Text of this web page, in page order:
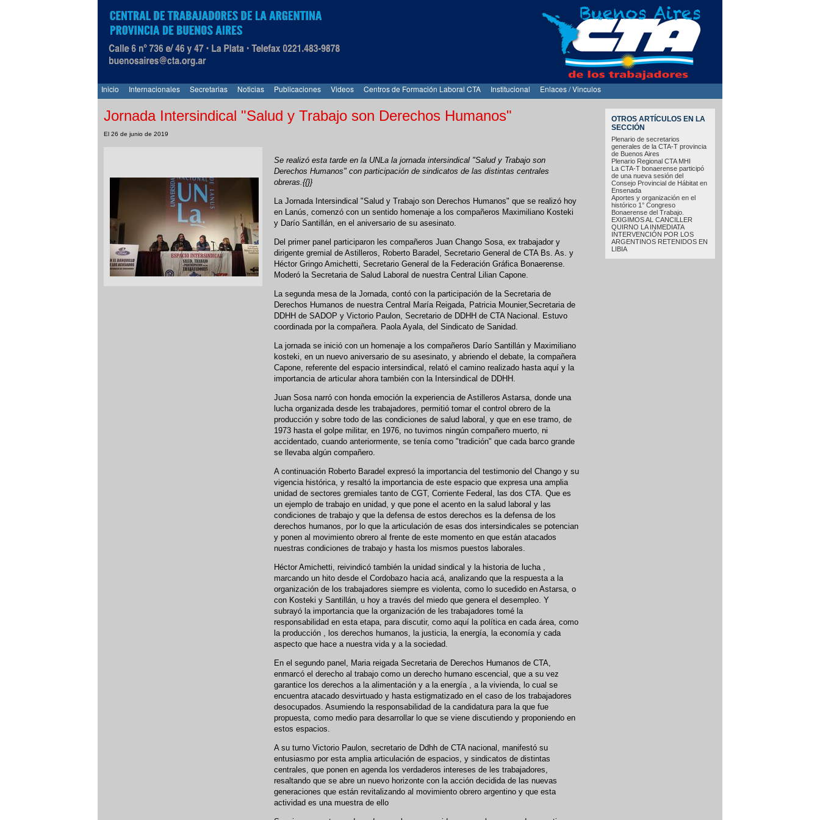
Inicio Internacionales Secretarias Noticias Publicaciones Videos Centros de Formación Laboral CTA Institucional Enlaces / Vinculos
OTROS ARTÍCULOS EN LA
SECCIÓN
Plenario de secretarios
generales de la CTA-T provincia
de Buenos Aires
Plenario Regional CTA MHI
La CTA-T bonaerense participó
de una nueva sesión del
Consejo Provincial de Hábitat en
Ensenada
Aportes y organización en el
histórico 1° Congreso
Bonaerense del Trabajo.
EXIGIMOS AL CANCILLER
QUIRNO LA INMEDIATA
INTERVENCIÓN POR LOS
ARGENTINOS RETENIDOS EN
LIBIA
Jornada Intersindical "Salud y Trabajo son Derechos Humanos"
El 26 de junio de 2019
Se realizó esta tarde en la UNLa la jornada intersindical "Salud y Trabajo son
Derechos Humanos" con participación de sindicatos de las distintas centrales
obreras.{{}}
La Jornada Intersindical "Salud y Trabajo son Derechos Humanos" que se realizó hoy
en Lanús, comenzó con un sentido homenaje a los compañeros Maximiliano Kosteki
y Darío Santillán, en el aniversario de su asesinato.
Del primer panel participaron les compañeros Juan Chango Sosa, ex trabajador y
dirigente gremial de Astilleros, Roberto Baradel, Secretario General de CTA Bs. As. y
Héctor Gringo Amichetti, Secretario General de la Federación Gráfica Bonaerense.
Moderó la Secretaria de Salud Laboral de nuestra Central Lilian Capone.
La segunda mesa de la Jornada, contó con la participación de la Secretaria de
Derechos Humanos de nuestra Central María Reigada, Patricia Mounier,Secretaria de
DDHH de SADOP y Victorio Paulon, Secretario de DDHH de CTA Nacional. Estuvo
coordinada por la compañera. Paola Ayala, del Sindicato de Sanidad.
La jornada se inició con un homenaje a los compañeros Darío Santillán y Maximiliano
kosteki, en un nuevo aniversario de su asesinato, y abriendo el debate, la compañera
Capone, referente del espacio intersindical, relató el camino realizado hasta aquí y la
importancia de articular ahora también con la Intersindical de DDHH.
Juan Sosa narró con honda emoción la experiencia de Astilleros Astarsa, donde una
lucha organizada desde les trabajadores, permitió tomar el control obrero de la
producción y sobre todo de las condiciones de salud laboral, y que en ese tramo, de
1973 hasta el golpe militar, en 1976, no tuvimos ningún compañero muerto, ni
accidentado, cuando anteriormente, se tenía como "tradición" que cada barco grande
se llevaba algún compañero.
A continuación Roberto Baradel expresó la importancia del testimonio del Chango y su
vigencia histórica, y resaltó la importancia de este espacio que expresa una amplia
unidad de sectores gremiales tanto de CGT, Corriente Federal, las dos CTA. Que es
un ejemplo de trabajo en unidad, y que pone el acento en la salud laboral y las
condiciones de trabajo y que la defensa de estos derechos es la defensa de los
derechos humanos, por lo que la articulación de esas dos intersindicales se potencian
y ponen al movimiento obrero al frente de este momento en que están atacados
nuestras condiciones de trabajo y hasta los mismos puestos laborales.
Héctor Amichetti, reivindicó también la unidad sindical y la historia de lucha ,
marcando un hito desde el Cordobazo hacia acá, analizando que la respuesta a la
organización de los trabajadores siempre es violenta, como lo sucedido en Astarsa, o
con Kosteki y Santillán, u hoy a través del miedo que genera el desempleo. Y
subrayó la importancia que la organización de les trabajadores tomé la
responsabilidad en esta etapa, para discutir, como aquí la política en cada área, como
la producción , los derechos humanos, la justicia, la energía, la economía y cada
aspecto que hace a nuestra vida y a la sociedad.
En el segundo panel, Maria reigada Secretaria de Derechos Humanos de CTA,
enmarcó el derecho al trabajo como un derecho humano escencial, que a su vez
garantice los derechos a la alimentación y a la energía , a la vivienda, lo cual se
encuentra atacado desvirtuado y hasta estigmatizado en el caso de los trabajadores
desocupados. Asumiendo la responsabilidad de la candidatura para la que fue
propuesta, como medio para desarrollar lo que se viene discutiendo y proponiendo en
estos espacios.
A su turno Victorio Paulon, secretario de Ddhh de CTA nacional, manifestó su
entusiasmo por esta amplia articulación de espacios, y sindicatos de distintas
centrales, que ponen en agenda los verdaderos intereses de les trabajadores,
resaltando que se abre un nuevo horizonte con la acción decidida de las nuevas
generaciones que están revitalizando al movimiento obrero argentino y que esta
actividad es una muestra de ello